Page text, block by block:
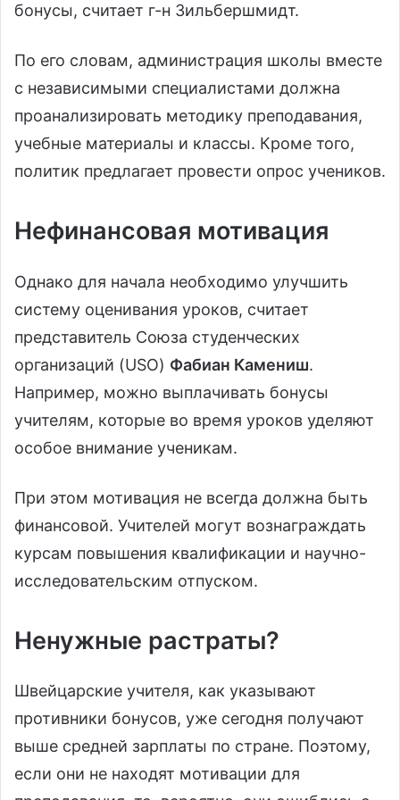
бонусы, считает г-н Зильбершмидт.
По его словам, администрация школы вместе
с независимыми специалистами должна
проанализировать методику преподавания,
учебные материалы и классы. Кроме того,
политик предлагает провести опрос учеников.
Нефинансовая мотивация
Однако для начала необходимо улучшить
систему оценивания уроков, считает
представитель Союза студенческих
организаций (USO) Фабиан Камениш.
Например, можно выплачивать бонусы
учителям, которые во время уроков уделяют
особое внимание ученикам.
При этом мотивация не всегда должна быть
финансовой. Учителей могут вознаграждать
курсам повышения квалификации и научно-
исследовательским отпуском.
Ненужные растраты?
Швейцарские учителя, как указывают
противники бонусов, уже сегодня получают
выше средней зарплаты по стране. Поэтому,
если они не находят мотивации для